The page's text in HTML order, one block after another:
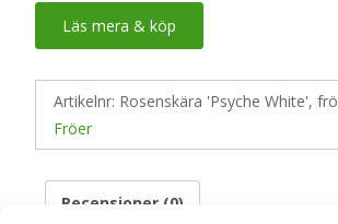
Läs mera & köp
Artikelnr: Rosenskära 'Psyche White', frö
Fröer
Recensioner (0)